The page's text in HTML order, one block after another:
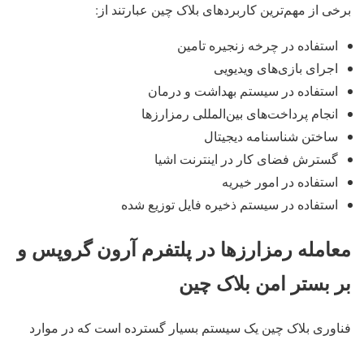
برخی از مهم‌ترین کاربردهای بلاک چین عبارتند از:
استفاده در چرخه زنجیره تامین
اجرای بازی‌های ویدیویی
استفاده در سیستم بهداشت و درمان
انجام پرداخت‌های بین‌المللی رمزارزها
ساختن شناسنامه دیجیتال
گسترش فضای کار در اینترنت اشیا
استفاده در امور خیریه
استفاده در سیستم ذخیره فایل توزیع شده
معامله رمزارزها در پلتفرم آرون گروپس و
بر بستر امن بلاک چین
فناوری بلاک چین یک سیستم بسیار گسترده است که در موارد